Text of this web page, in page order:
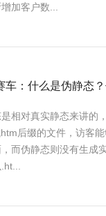
加客户数...
车：什么是伪静态
相对真实静态来讲的
后缀的文件，访客
而伪静态则没有生成